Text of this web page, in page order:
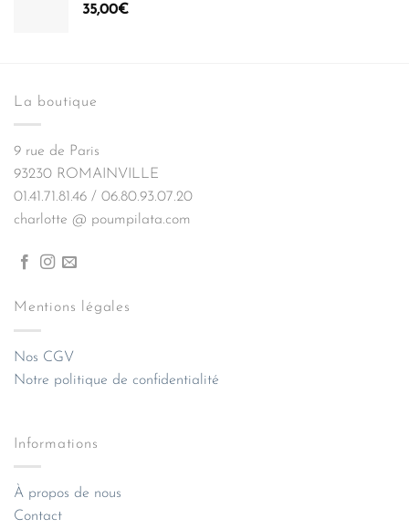
35,00€
La boutique
9 rue de Paris
93230 ROMAINVILLE
01.41.71.81.46 / 06.80.93.07.20
charlotte @ poumpilata.com
Mentions légales
Nos CGV
Notre politique de confidentialité
Informations
À propos de nous
Contact